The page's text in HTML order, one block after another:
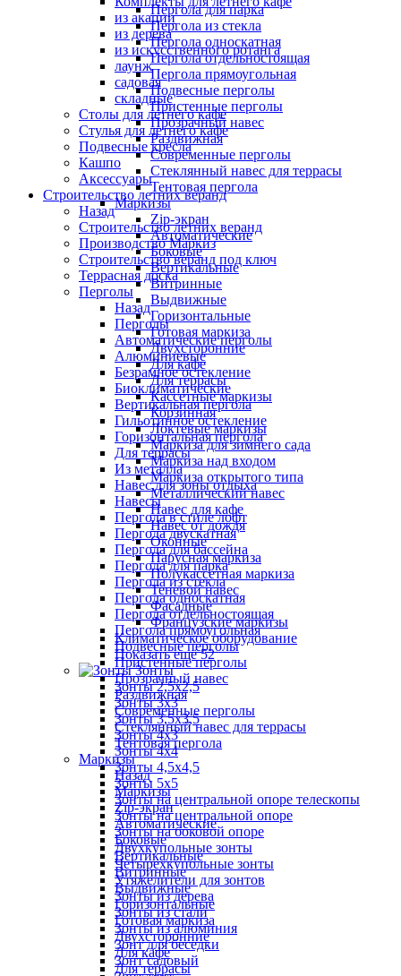
Пергола для парка
Пергола из стекла
Пергола односкатная
Пергола отдельностоящая
Пергола прямоугольная
Подвесные перголы
Пристенные перголы
Прозрачный навес
Раздвижная
Современные перголы
Стеклянный навес для террасы
Тентовая пергола
Маркизы
Zip-экран
Автоматические
Боковые
Вертикальные
Витринные
Выдвижные
Горизонтальные
Готовая маркиза
Двухсторонние
Для кафе
Для террасы
Кассетные маркизы
Корзинная
Локтевые маркизы
Маркиза для зимнего сада
Маркиза над входом
Маркиза открытого типа
Металлический навес
Навес для кафе
Навес от дождя
Оконные
Парусная маркиза
Полукассетная маркиза
Теневой навес
Фасадные
Французские маркизы
Климатическое оборудование
Показать ещё 52
Зонты
Зонты 2,5х2,5
Зонты 3х3
Зонты 3,5х3,5
Зонты 4х3
Зонты 4х4
Зонты 4,5х4,5
Зонты 5х5
Зонты на центральной опоре телескопы
Зонты на центральной опоре
Зонты на боковой опоре
Двухкупольные зонты
Четырехкупольные зонты
Утяжелители для зонтов
Зонты из дерева
Зонты из стали
Зонты из алюминия
Зонт для беседки
Зонт садовый
из акации
из дерева
из искусственного ротанга
лаунж
садовая
складные
Столы для летнего кафе
Стулья для летнего кафе
Подвесные кресла
Кашпо
Аксессуары
Строительство летних веранд
Назад
Строительство летних веранд
Производство Маркиз
Строительство веранд под ключ
Террасная доска
Перголы
Назад
Перголы
Автоматические перголы
Алюминиевые
Безрамное остекление
Биоклиматические
Вертикальная пергола
Гильотинное остекление
Горизонтальная пергола
Для террасы
Из металла
Навес для зоны отдыха
Навесы
Пергола в стиле лофт
Пергола двускатная
Пергола для бассейна
Пергола для парка
Пергола из стекла
Пергола односкатная
Пергола отдельностоящая
Пергола прямоугольная
Подвесные перголы
Пристенные перголы
Прозрачный навес
Раздвижная
Современные перголы
Стеклянный навес для террасы
Тентовая пергола
Маркизы
Назад
Маркизы
Zip-экран
Автоматические
Боковые
Вертикальные
Витринные
Выдвижные
Горизонтальные
Готовая маркиза
Двухсторонние
Для кафе
Для террасы